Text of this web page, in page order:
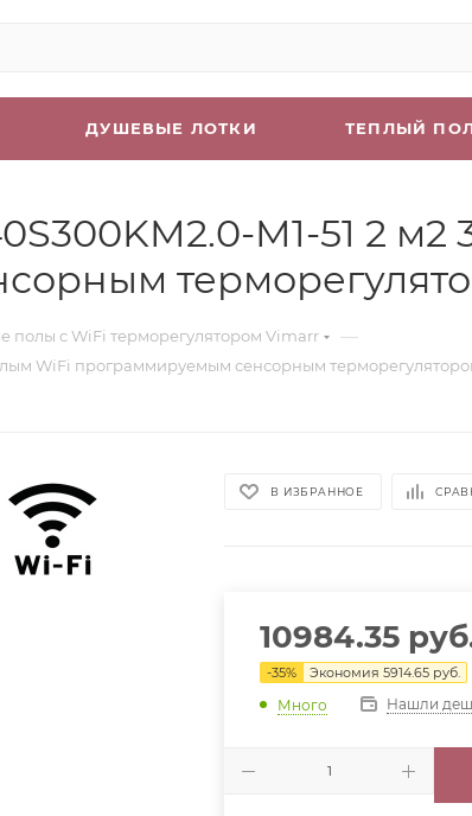
ДУШЕВЫЕ ЛОТКИ ТЕПЛЫЙ
M1-51 2
полы с WiFi терморегулятором Vimarr —
WiFi программируемым сенсорным
В ИЗБРАННОЕ
10984.35
-35% Экономия5914.65 руб.
Много Нашли